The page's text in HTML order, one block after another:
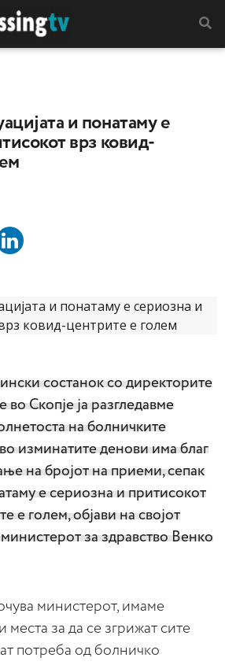
и понатаму е
врз ковид-
состанок со директорите
Скопје ја разгледавме
на болничките
изминатите денови има благ
на бројот на приеми, сепак
е сериозна и притисокот
е голем, објави на својот
за здравство Венко
министерот, имаме
за да се згрижат сите
потреба од болничко